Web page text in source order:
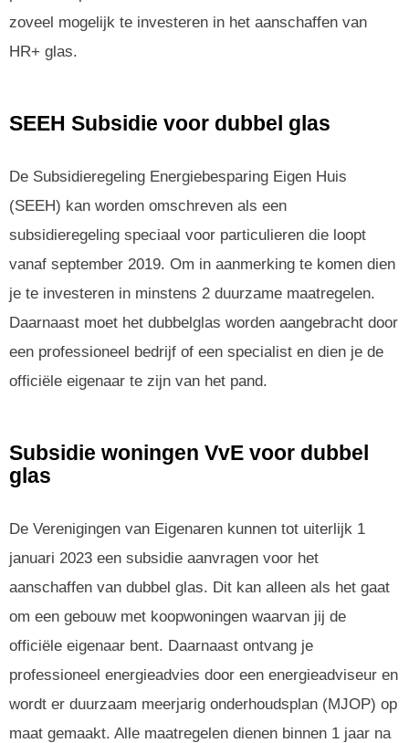
zoveel mogelijk te investeren in het aanschaffen van
HR+ glas.
SEEH Subsidie voor dubbel glas
De Subsidieregeling Energiebesparing Eigen Huis
(SEEH) kan worden omschreven als een
subsidieregeling speciaal voor particulieren die loopt
vanaf september 2019. Om in aanmerking te komen dien
je te investeren in minstens 2 duurzame maatregelen.
Daarnaast moet het dubbelglas worden aangebracht door
een professioneel bedrijf of een specialist en dien je de
officiële eigenaar te zijn van het pand.
Subsidie woningen VvE voor dubbel
glas
De Verenigingen van Eigenaren kunnen tot uiterlijk 1
januari 2023 een subsidie aanvragen voor het
aanschaffen van dubbel glas. Dit kan alleen als het gaat
om een gebouw met koopwoningen waarvan jij de
officiële eigenaar bent. Daarnaast ontvang je
professioneel energieadvies door een energieadviseur en
wordt er duurzaam meerjarig onderhoudsplan (MJOP) op
maat gemaakt. Alle maatregelen dienen binnen 1 jaar na